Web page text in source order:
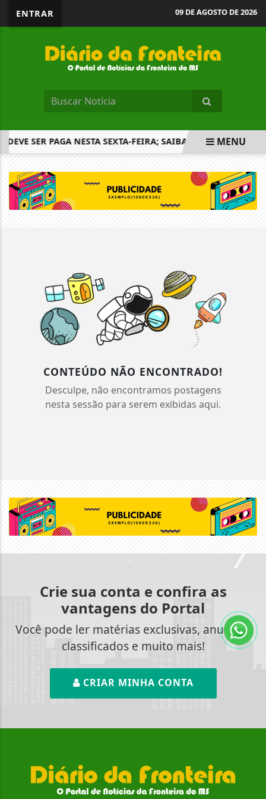
ENTRAR 09 DE AGOSTO DE 2026
SER PAGA NESTA SEXTA-FEIRA; SAIBA COMO CALCULAR
MENU
CONTEÚDO NÃO ENCONTRADO!
Desculpe, não encontramos postagens
nesta sessão para serem exibidas aqui.
Crie sua conta e confira as
vantagens do Portal
Você pode ler matérias exclusivas, anunciar
classificados e muito mais!
CRIAR MINHA CONTA